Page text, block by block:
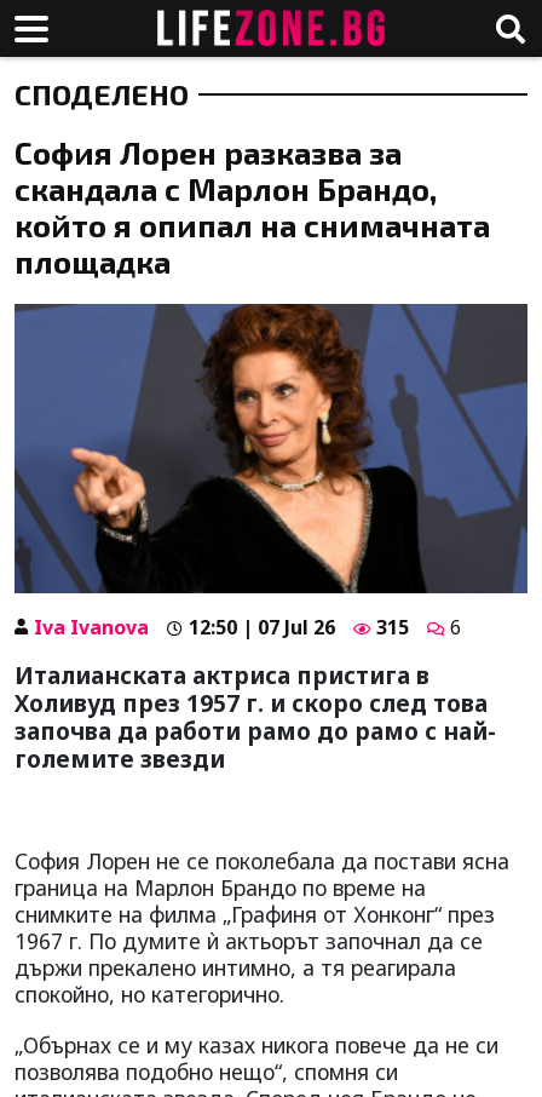
СПОДЕЛЕНО
София Лорен разказва за
скандала с Марлон Брандо,
който я опипал на снимачната
площадка
Iva Ivanova 12:50 | 07 Jul 26 315 6
Италианската актриса пристига в
Холивуд през 1957 г. и скоро след това
започва да работи рамо до рамо с най-
големите звезди
София Лорен не се поколебала да постави ясна
граница на Марлон Брандо по време на
снимките на филма „Графиня от Хонконг“ през
1967 г. По думите ѝ актьорът започнал да се
държи прекалено интимно, а тя реагирала
спокойно, но категорично.
„Обърнах се и му казах никога повече да не си
позволява подобно нещо“, спомня си